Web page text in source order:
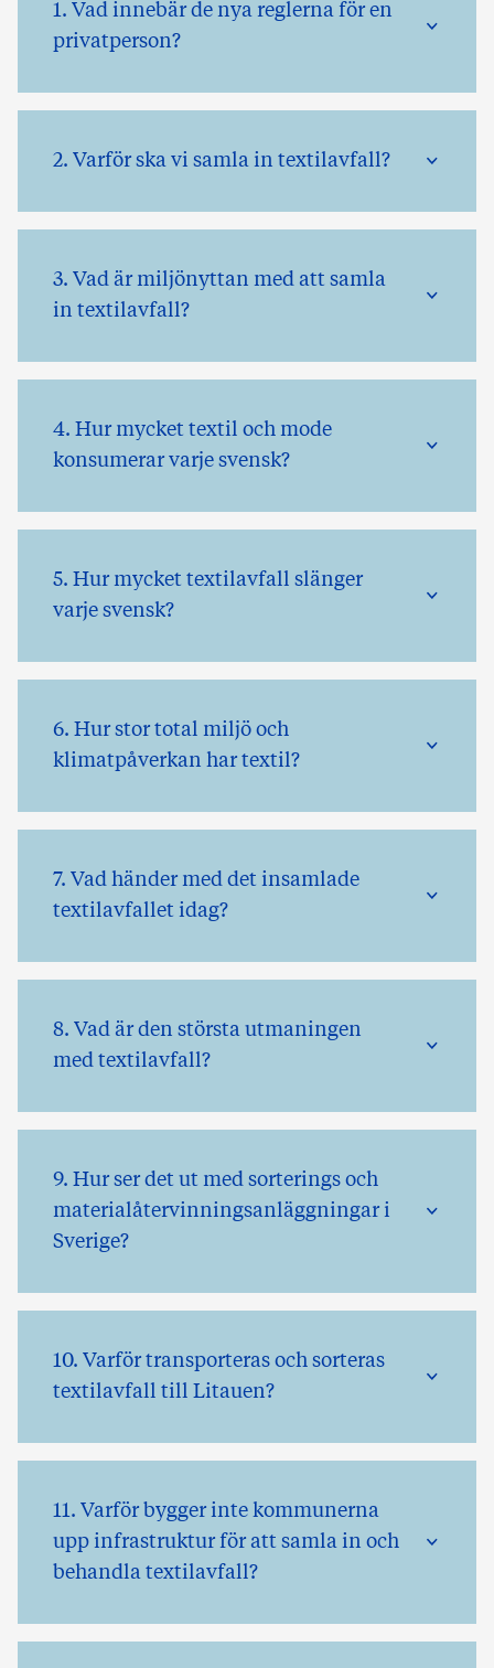
1. Vad innebär de nya reglerna för en
privatperson?
2. Varför ska vi samla in textilavfall?
3. Vad är miljönyttan med att samla
in textilavfall?
4. Hur mycket textil och mode
konsumerar varje svensk?
5. Hur mycket textilavfall slänger
varje svensk?
6. Hur stor total miljö och
klimatpåverkan har textil?
7. Vad händer med det insamlade
textilavfallet idag?
8. Vad är den största utmaningen
med textilavfall?
9. Hur ser det ut med sorterings och
materialåtervinningsanläggningar i
Sverige?
10. Varför transporteras och sorteras
textilavfall till Litauen?
11. Varför bygger inte kommunerna
upp infrastruktur för att samla in och
behandla textilavfall?